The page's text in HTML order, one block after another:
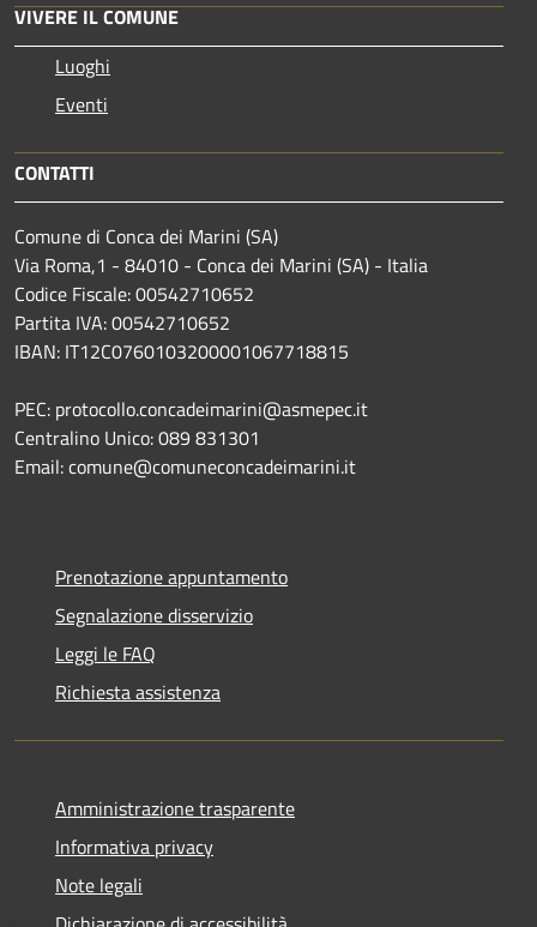
VIVERE IL COMUNE
Luoghi
Eventi
CONTATTI
Comune di Conca dei Marini (SA)
Via Roma,1 - 84010 - Conca dei Marini (SA) - Italia
Codice Fiscale: 00542710652
Partita IVA: 00542710652
IBAN: IT12C0760103200001067718815
PEC: protocollo.concadeimarini@asmepec.it
Centralino Unico: 089 831301
Email: comune@comuneconcadeimarini.it
Prenotazione appuntamento
Segnalazione disservizio
Leggi le FAQ
Richiesta assistenza
Amministrazione trasparente
Informativa privacy
Note legali